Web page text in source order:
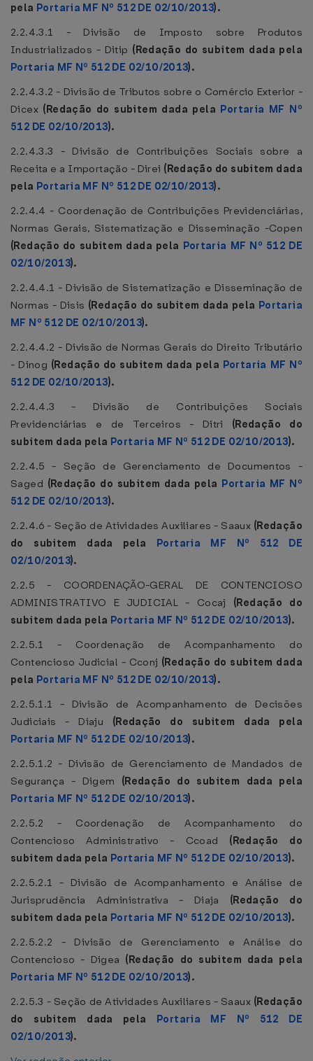
pela Portaria MF Nº 512 DE 02/10/2013).
2.2.4.3.1 - Divisão de Imposto sobre Produtos
Industrializados - Ditip (Redação do subitem dada pela
Portaria MF Nº 512 DE 02/10/2013).
2.2.4.3.2 - Divisão de Tributos sobre o Comércio Exterior -
Dicex (Redação do subitem dada pela Portaria MF Nº
512 DE 02/10/2013).
2.2.4.3.3 - Divisão de Contribuições Sociais sobre a
Receita e a Importação - Direi (Redação do subitem dada
pela Portaria MF Nº 512 DE 02/10/2013).
2.2.4.4 - Coordenação de Contribuições Previdenciárias,
Normas Gerais, Sistematização e Disseminação -Copen
(Redação do subitem dada pela Portaria MF Nº 512 DE
02/10/2013).
2.2.4.4.1 - Divisão de Sistematização e Disseminação de
Normas - Disis (Redação do subitem dada pela Portaria
MF Nº 512 DE 02/10/2013).
2.2.4.4.2 - Divisão de Normas Gerais do Direito Tributário
- Dinog (Redação do subitem dada pela Portaria MF Nº
512 DE 02/10/2013).
2.2.4.4.3 - Divisão de Contribuições Sociais
Previdenciárias e de Terceiros - Ditri (Redação do
subitem dada pela Portaria MF Nº 512 DE 02/10/2013).
2.2.4.5 - Seção de Gerenciamento de Documentos -
Saged (Redação do subitem dada pela Portaria MF Nº
512 DE 02/10/2013).
2.2.4.6 - Seção de Atividades Auxiliares - Saaux (Redação
do subitem dada pela Portaria MF Nº 512 DE
02/10/2013).
2.2.5 - COORDENAÇÃO-GERAL DE CONTENCIOSO
ADMINISTRATIVO E JUDICIAL - Cocaj (Redação do
subitem dada pela Portaria MF Nº 512 DE 02/10/2013).
2.2.5.1 - Coordenação de Acompanhamento do
Contencioso Judicial - Cconj (Redação do subitem dada
pela Portaria MF Nº 512 DE 02/10/2013).
2.2.5.1.1 - Divisão de Acompanhamento de Decisões
Judiciais - Diaju (Redação do subitem dada pela
Portaria MF Nº 512 DE 02/10/2013).
2.2.5.1.2 - Divisão de Gerenciamento de Mandados de
Segurança - Digem (Redação do subitem dada pela
Portaria MF Nº 512 DE 02/10/2013).
2.2.5.2 - Coordenação de Acompanhamento do
Contencioso Administrativo - Ccoad (Redação do
subitem dada pela Portaria MF Nº 512 DE 02/10/2013).
2.2.5.2.1 - Divisão de Acompanhamento e Análise de
Jurisprudência Administrativa - Diaja (Redação do
subitem dada pela Portaria MF Nº 512 DE 02/10/2013).
2.2.5.2.2 - Divisão de Gerenciamento e Análise do
Contencioso - Digea (Redação do subitem dada pela
Portaria MF Nº 512 DE 02/10/2013).
2.2.5.3 - Seção de Atividades Auxiliares - Saaux (Redação
do subitem dada pela Portaria MF Nº 512 DE
02/10/2013).